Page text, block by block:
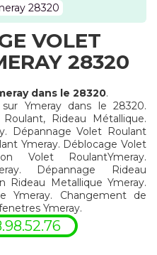
28320
VOLET
28320
dans le 28320.
Ymeray dans le 28320.
Rideau Métallique.
Dépannage Volet Roulant
Ymeray. Déblocage Volet
Volet RoulantYmeray.
Dépannage Rideau
Rideau Metallique Ymeray.
Ymeray. Changement de
Ymeray.